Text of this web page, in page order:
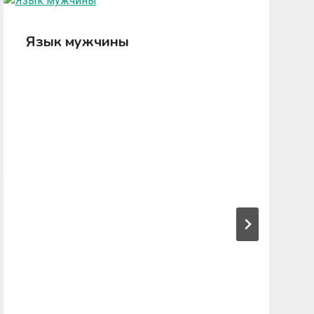
Язык мужчины